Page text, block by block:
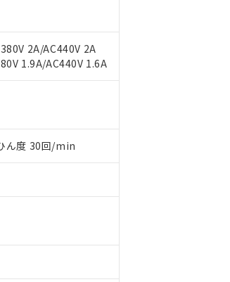
2A/AC440V 2A
1.9A/AC440V 1.6A
ん度 30回/min
。
状況および標準価格(税抜)を提供させていただ
象外となる商品もあることをご了承ください。
新日時点での社内データに基づき作成されるも
またはお客様担当のオムロン制御機器販売店・
第三者に漏洩または開示しないようお願いしま
品に切り替える予定のある商品です。
の商品で、対応品を出す予定はありません。
況を調査中または確認中の商品です。
係のない商品です。
以下、
下、ポリ臭化ジフェニルエーテル類(PBDE) 1000ppm以下、
ル酸ブチルベンジル（BBP） 1000ppm以下、フタル酸ジブチ
。
ことを確認しています。
があります。
ることを示します。
いることを示します。
い。
府の輸出許可(または役務取引許可)を取得する
ど、違法に輸出されないよう必要な手段を講じ
物兵器またはその他武器並びにこれらの製造装
、2および3の内容を当該第三者に通知します。
お取引先、またはお客様担当のオムロン制御